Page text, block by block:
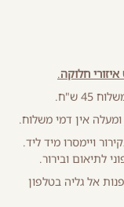
חלוקה.
ש"ח.
ויימסרו מיד ליד.
לתיאום ובירור.
אל גליה בטלפון